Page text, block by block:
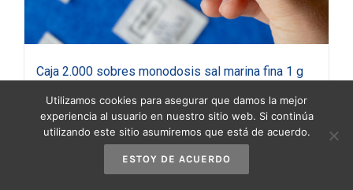
Caja 2.000 sobres monodosis sal marina fina 1 g
16,95
(IVA incluido)
Utilizamos cookies para asegurar que damos la mejor
experiencia al usuario en nuestro sitio web. Si continúa
utilizando este sitio asumiremos que está de acuerdo.
ESTOY DE ACUERDO